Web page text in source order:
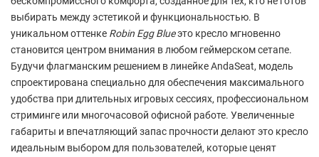
выбирать между эстетикой и функциональностью. В
уникальном оттенке Robin Egg Blueэто кресло мгновенно
становится центром внимания в любом геймерском сетапе.
Будучи флагманским решением в линейке AndaSeat, модель
спроектирована специально для обеспечения максимального
удобства при длительных игровых сессиях, профессиональном
стриминге или многочасовой офисной работе. Увеличенные
габариты и впечатляющий запас прочности делают это кресло
идеальным выбором для пользователей, которые ценят